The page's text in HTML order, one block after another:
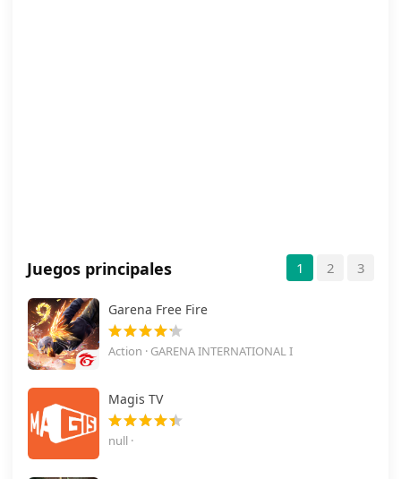
Juegos principales 1 2 3
Garena Free Fire
Action · GARENA INTERNATIONAL I
Magis TV
null ·